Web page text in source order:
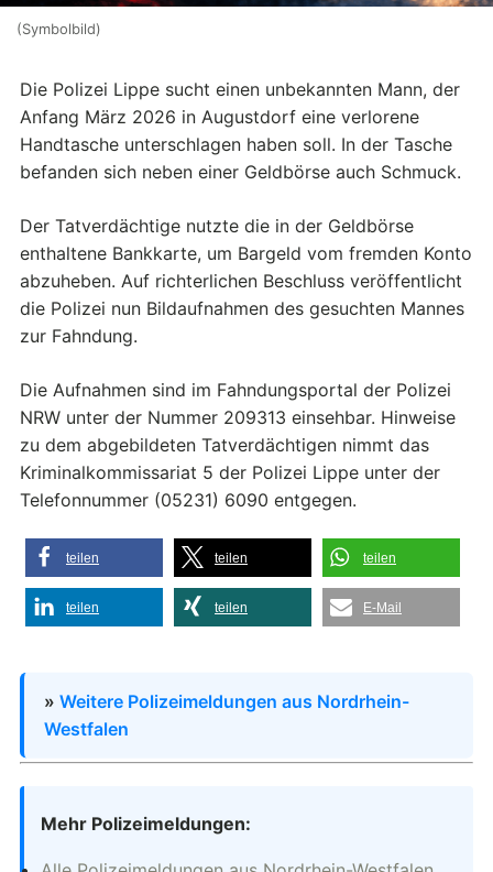
(Symbolbild)
Die Polizei Lippe sucht einen unbekannten Mann, der
Anfang März 2026 in Augustdorf eine verlorene
Handtasche unterschlagen haben soll. In der Tasche
befanden sich neben einer Geldbörse auch Schmuck.
Der Tatverdächtige nutzte die in der Geldbörse
enthaltene Bankkarte, um Bargeld vom fremden Konto
abzuheben. Auf richterlichen Beschluss veröffentlicht
die Polizei nun Bildaufnahmen des gesuchten Mannes
zur Fahndung.
Die Aufnahmen sind im Fahndungsportal der Polizei
NRW unter der Nummer 209313 einsehbar. Hinweise
zu dem abgebildeten Tatverdächtigen nimmt das
Kriminalkommissariat 5 der Polizei Lippe unter der
Telefonnummer (05231) 6090 entgegen.
teilen teilen teilen
teilen teilen E-Mail
» Weitere Polizeimeldungen aus Nordrhein-
Westfalen
Mehr Polizeimeldungen: